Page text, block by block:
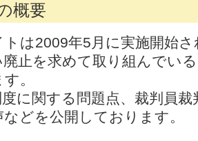
概要
トは2009年5月に実施開始
廃止を求めて取り組んでい
。
に関する問題点、裁判員
どを公開しております。